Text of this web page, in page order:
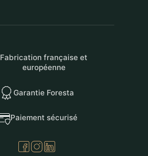
Fabrication française et
européenne
Garantie Foresta
Paiement sécurisé